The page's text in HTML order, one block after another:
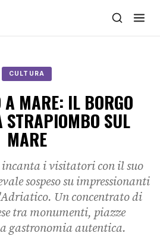
CULTURA
A MARE: IL BORGO
STRAPIOMBO SUL
MARE
i visitatori con il suo
sospeso su impressionanti
Un concentrato di
tra monumenti, piazze
gastronomia autentica.